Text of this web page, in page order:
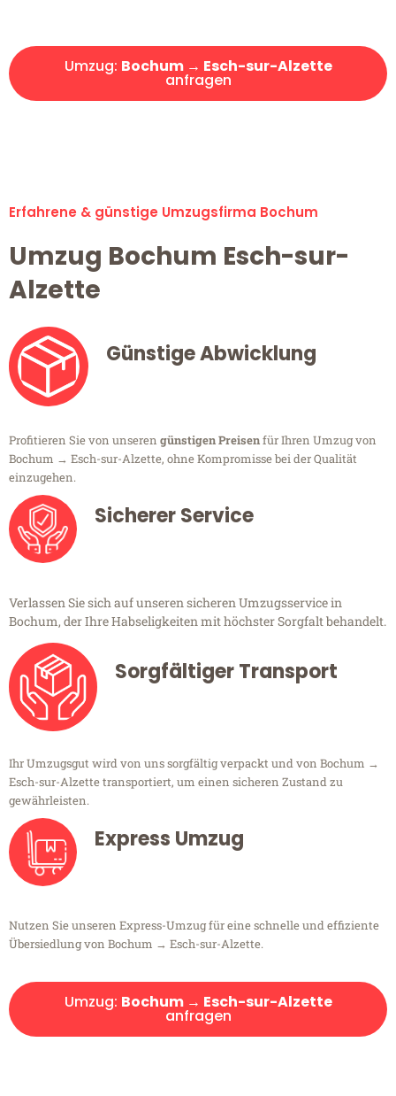
Umzug: Bochum → Esch-sur-Alzette
anfragen
Erfahrene & günstige Umzugsfirma Bochum
Umzug Bochum Esch-sur-
Alzette
Günstige Abwicklung
Profitieren Sie von unseren günstigen Preisenfür Ihren Umzug von
Bochum → Esch-sur-Alzette, ohne Kompromisse bei der Qualität
einzugehen.
Sicherer Service
Verlassen Sie sich auf unseren sicheren Umzugsservice in
Bochum, der Ihre Habseligkeiten mit höchster Sorgfalt behandelt.
Sorgfältiger Transport
Ihr Umzugsgut wird von uns sorgfältig verpackt und von Bochum →
Esch-sur-Alzette transportiert, um einen sicheren Zustand zu
gewährleisten.
Express Umzug
Nutzen Sie unseren Express-Umzug für eine schnelle und effiziente
Übersiedlung von Bochum → Esch-sur-Alzette.
Umzug: Bochum → Esch-sur-Alzette
anfragen